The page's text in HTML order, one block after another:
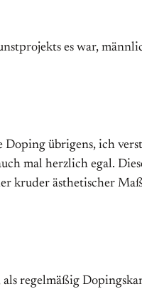
es war,
übrigens, ich
mal herzlich egal.
kruder ästhetischer
als regelmäßig